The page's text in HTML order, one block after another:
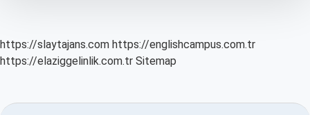
https://slaytajans.com https://englishcampus.com.tr
https://elaziggelinlik.com.tr Sitemap